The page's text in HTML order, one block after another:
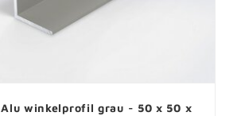
Alu winkelprofil grau - 50 x 50 x